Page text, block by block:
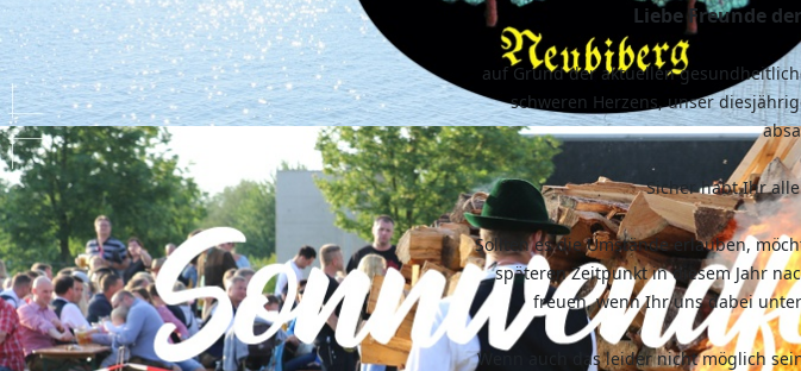
Liebe Freunde
auf Grund der aktuellen
schweren Herzens, unser
Sicher habt Ihr
Sollten es die Umstände erlauben,
späteren Zeitpunkt in diesem Jahr
freuen, wenn Ihr uns dabei
Wenn auch das leider nicht möglich